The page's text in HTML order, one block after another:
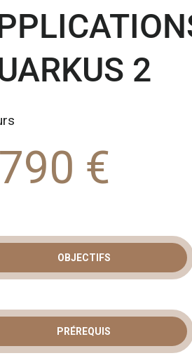
2
€
OBJECTIFS
PRÉREQUIS